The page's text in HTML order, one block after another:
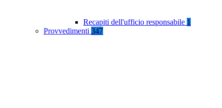
Recapiti dell'ufficio responsabile 1
Provvedimenti 347